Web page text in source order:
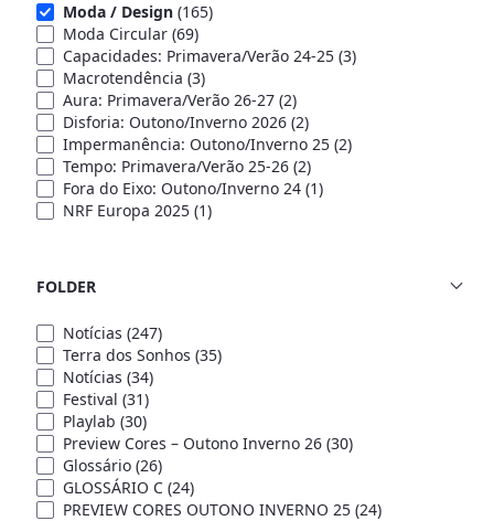
Moda / Design (165)
Moda Circular (69)
Capacidades: Primavera/Verão 24-25 (3)
Macrotendência (3)
Aura: Primavera/Verão 26-27 (2)
Disforia: Outono/Inverno 2026 (2)
Impermanência: Outono/Inverno 25 (2)
Tempo: Primavera/Verão 25-26 (2)
Fora do Eixo: Outono/Inverno 24 (1)
NRF Europa 2025 (1)
FOLDER
Notícias (247)
Terra dos Sonhos (35)
Notícias (34)
Festival (31)
Playlab (30)
Preview Cores – Outono Inverno 26 (30)
Glossário (26)
GLOSSÁRIO C (24)
PREVIEW CORES OUTONO INVERNO 25 (24)